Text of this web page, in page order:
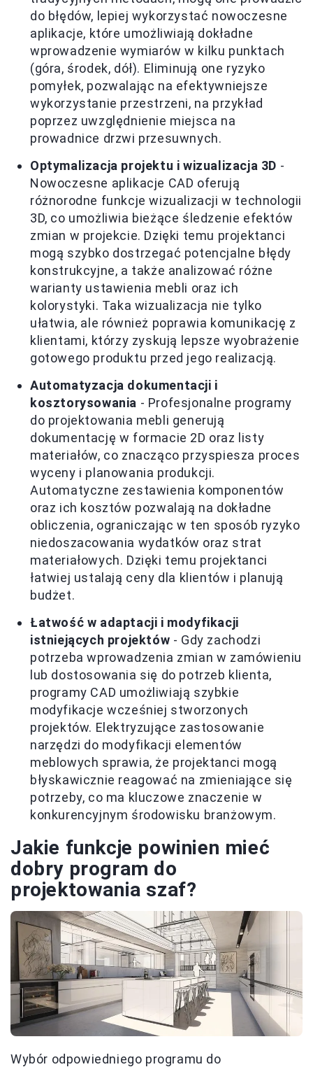
do błędów, lepiej wykorzystać nowoczesne
aplikacje, które umożliwiają dokładne
wprowadzenie wymiarów w kilku punktach
(góra, środek, dół). Eliminują one ryzyko
pomyłek, pozwalając na efektywniejsze
wykorzystanie przestrzeni, na przykład
poprzez uwzględnienie miejsca na
prowadnice drzwi przesuwnych.
Optymalizacja projektu i wizualizacja 3D -
Nowoczesne aplikacje CAD oferują
różnorodne funkcje wizualizacji w technologii
3D, co umożliwia bieżące śledzenie efektów
zmian w projekcie. Dzięki temu projektanci
mogą szybko dostrzegać potencjalne błędy
konstrukcyjne, a także analizować różne
warianty ustawienia mebli oraz ich
kolorystyki. Taka wizualizacja nie tylko
ułatwia, ale również poprawia komunikację z
klientami, którzy zyskują lepsze wyobrażenie
gotowego produktu przed jego realizacją.
Automatyzacja dokumentacji i
kosztorysowania - Profesjonalne programy
do projektowania mebli generują
dokumentację w formacie 2D oraz listy
materiałów, co znacząco przyspiesza proces
wyceny i planowania produkcji.
Automatyczne zestawienia komponentów
oraz ich kosztów pozwalają na dokładne
obliczenia, ograniczając w ten sposób ryzyko
niedoszacowania wydatków oraz strat
materiałowych. Dzięki temu projektanci
łatwiej ustalają ceny dla klientów i planują
budżet.
Łatwość w adaptacji i modyfikacji
istniejących projektów - Gdy zachodzi
potrzeba wprowadzenia zmian w zamówieniu
lub dostosowania się do potrzeb klienta,
programy CAD umożliwiają szybkie
modyfikacje wcześniej stworzonych
projektów. Elektryzujące zastosowanie
narzędzi do modyfikacji elementów
meblowych sprawia, że projektanci mogą
błyskawicznie reagować na zmieniające się
potrzeby, co ma kluczowe znaczenie w
konkurencyjnym środowisku branżowym.
Jakie funkcje powinien mieć
dobry program do
projektowania szaf?
Wybór odpowiedniego programu do